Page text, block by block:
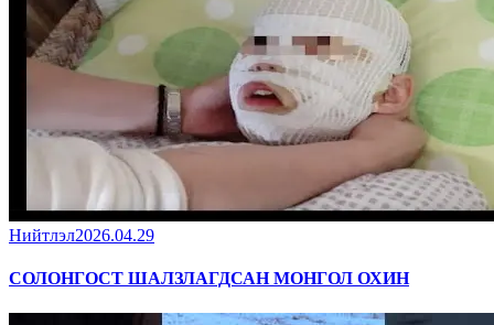
Нийтлэл2026.04.29
СОЛОНГОСТ ШАЛЗЛАГДСАН МОНГОЛ ОХИН